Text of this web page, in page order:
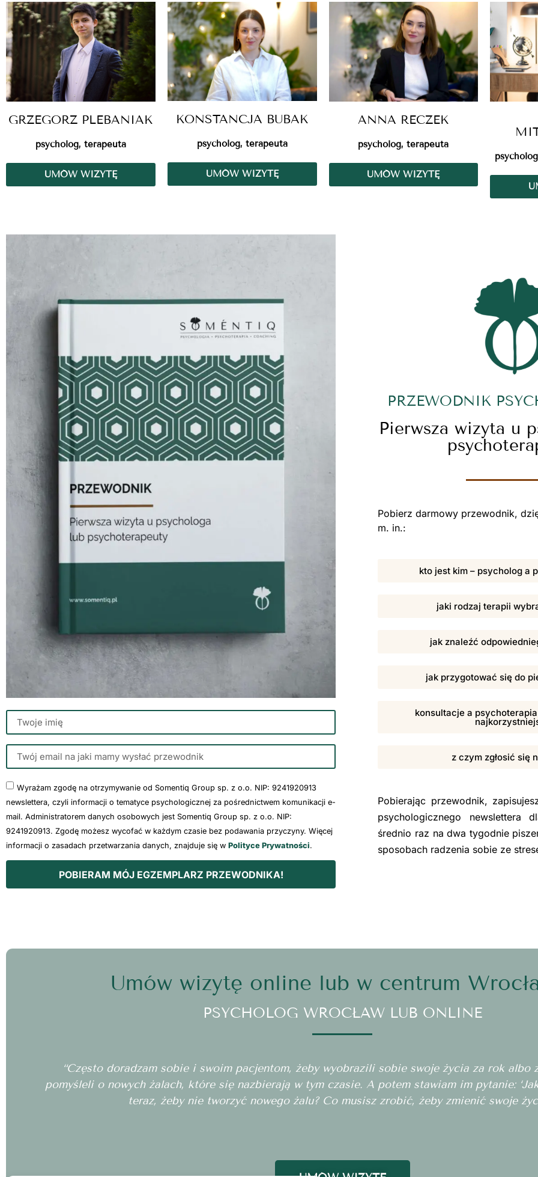
GRZEGORZ PLEBANIAK
psycholog, terapeuta
UMÓW WIZYTĘ
KONSTANCJA BUBAK
psycholog, terapeuta
UMÓW WIZYTĘ
ANNA RECZEK
psycholog, terapeuta
UMÓW WIZYTĘ
Wyrażam zgodę na otrzymywanie od Somentiq Group sp. z o.o. NIP: 9241920913
newslettera, czyli informacji o tematyce psychologicznej za pośrednictwem komunikacji e-
mail. Administratorem danych osobowych jest Somentiq Group sp. z o.o. NIP:
9241920913. Zgodę możesz wycofać w każdym czasie bez podawania przyczyny. Więcej
informacji o zasadach przetwarzania danych, znajduje się w Polityce Prywatności.
POBIERAM MÓJ EGZEMPLARZ PRZEWODNIKA!
PRZEWODNIK
Pierwsza wizyta u
Pobierz darmowy przewodnik,
m. in.:
kto jest kim – psycholog a
jaki rodzaj terapii
jak znaleźć
jak przygotować się do
konsultacje a
z czym zgłosić się
Pobierając przewodnik,
psychologicznego newslettera
średnio raz na dwa tygodnie
sposobach radzenia sobie ze
Umów wizytę online lub w centrum
PSYCHOLOG WROCŁAW LUB ONLINE
“Często doradzam sobie i swoim pacjentom, żeby wyobrazili sobie swoje życia za rok albo
pomyśleli o nowych żalach, które się nazbierają w tym czasie. A potem stawiam im pytanie:
teraz, żeby nie tworzyć nowego żalu? Co musisz zrobić, żeby zmienić swoje